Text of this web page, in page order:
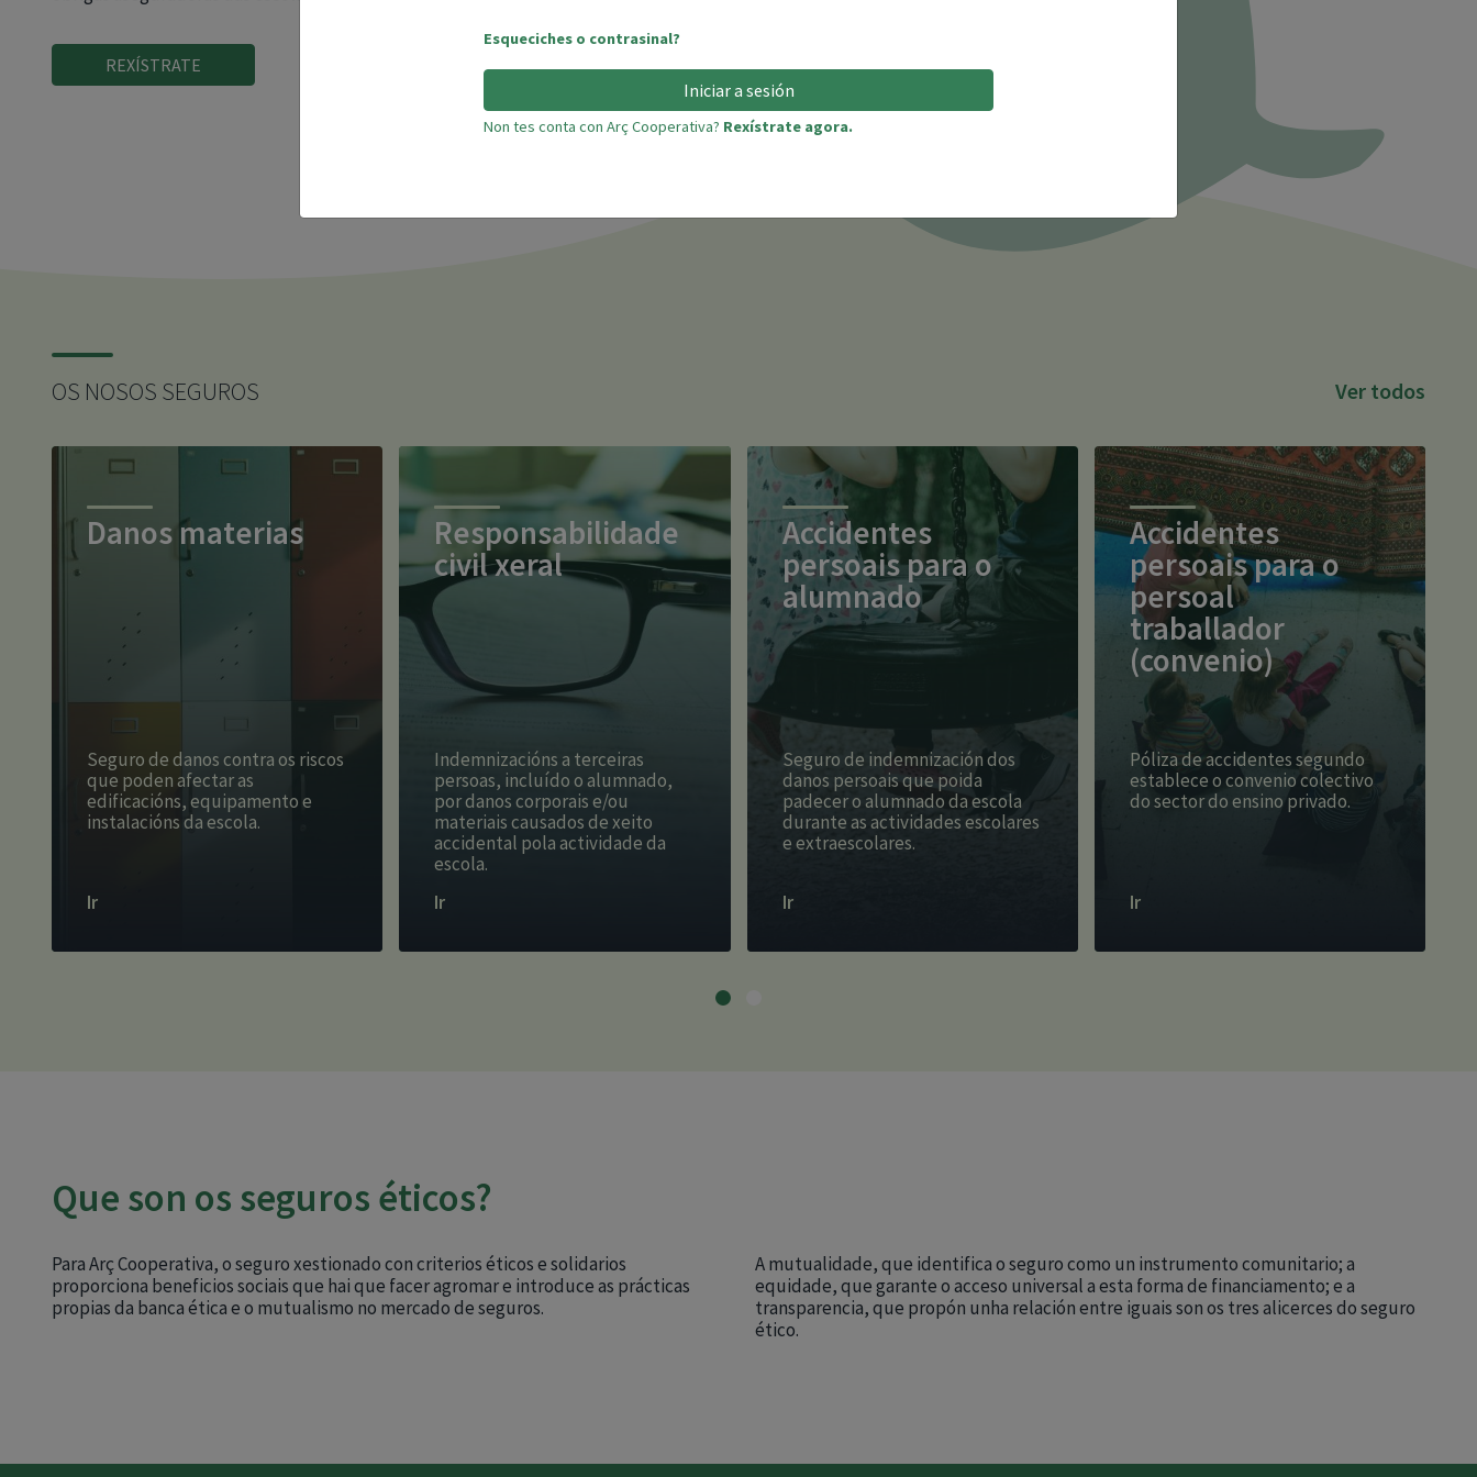
Esqueciches o contrasinal?
Iniciar a sesión
Non tes conta con Arç Cooperativa? Rexístrate agora.
REXÍSTRATE
OS NOSOS SEGUROS Ver todos
Danos materias
Seguro de danos contra os riscos
que poden afectar as
edificacións, equipamento e
instalacións da escola.
Ir
Responsabilidade
civil xeral
Indemnizacións a terceiras
persoas, incluído o alumnado,
por danos corporais e/ou
materiais causados de xeito
accidental pola actividade da
escola.
Ir
Accidentes
persoais para o
alumnado
Seguro de indemnización dos
danos persoais que poida
padecer o alumnado da escola
durante as actividades escolares
e extraescolares.
Ir
Accidentes
persoais para o
persoal
traballador
(convenio)
Póliza de accidentes segundo
establece o convenio colectivo
do sector do ensino privado.
Ir
Que son os seguros éticos?
Para Arç Cooperativa, o seguro xestionado con criterios éticos e solidarios
proporciona beneficios sociais que hai que facer agromar e introduce as prácticas
propias da banca ética e o mutualismo no mercado de seguros.
A mutualidade, que identifica o seguro como un instrumento comunitario; a
equidade, que garante o acceso universal a esta forma de financiamento; e a
transparencia, que propón unha relación entre iguais son os tres alicerces do seguro
ético.